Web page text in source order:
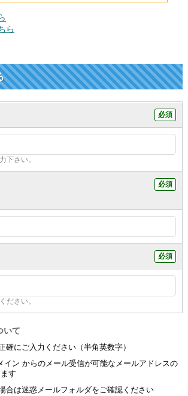
ら
下さい。
ださい。
いて
確にご入力ください（半角英数字）
イン からのメール受信が可能なメールアドレスの
す
合は迷惑メールフォルダをご確認ください